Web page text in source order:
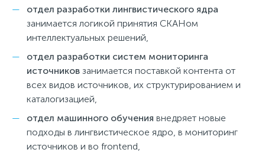
отдел разработки лингвистического ядра
занимается логикой принятия СКАНом
интеллектуальных решений,
отдел разработки систем мониторинга
источников занимается поставкой контента от
всех видов источников, их структурированием и
каталогизацией,
отдел машинного обучения внедряет новые
подходы в лингвистическое ядро, в мониторинг
источников и во frontend,